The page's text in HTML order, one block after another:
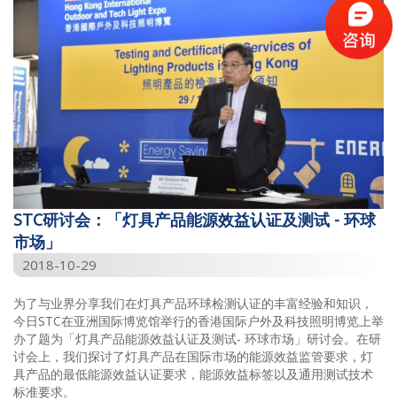
STC研讨会：「灯具产品能源效益认证及测试 - 环球
市场」
2018-10-29
为了与业界分享我们在灯具产品环球检测认证的丰富经验和知识，
今日STC在亚洲国际博览馆举行的香港国际户外及科技照明博览上举
办了题为「灯具产品能源效益认证及测试- 环球市场」研讨会。在研
讨会上，我们探讨了灯具产品在国际市场的能源效益监管要求，灯
具产品的最低能源效益认证要求，能源效益标签以及通用测试技术
标准要求。